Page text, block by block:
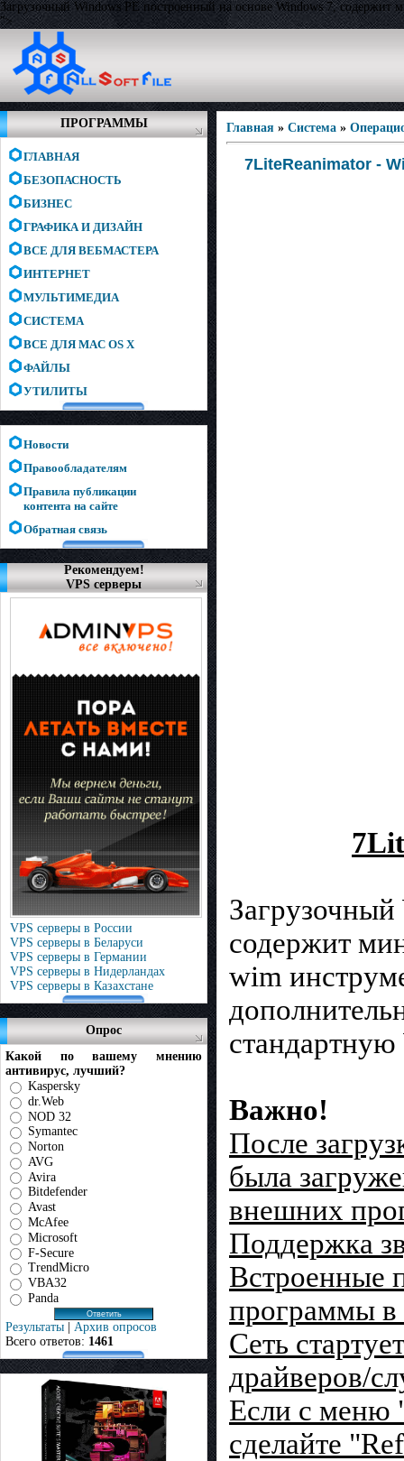
Загрузочный Windows PE построенный на основе Windows 7,
">
ПРОГРАММЫ
ГЛАВНАЯ
БЕЗОПАСНОСТЬ
БИЗНЕС
ГРАФИКА И ДИЗАЙН
ВСЕ ДЛЯ ВЕБМАСТЕРА
ИНТЕРНЕТ
МУЛЬТИМЕДИА
СИСТЕМА
ВСЕ ДЛЯ MAC OS X
ФАЙЛЫ
УТИЛИТЫ
Новости
Правообладателям
Правила публикации
контента на сайте
Обратная связь
Рекомендуем!
VPS серверы
VPS серверы в России
VPS серверы в Беларуси
VPS серверы в Германии
VPS серверы в Нидерландах
VPS серверы в Казахстане
Опрос
Какой по вашему мнению
антивирус, лучший?
Kaspersky
dr.Web
NOD 32
Symantec
Norton
AVG
Avira
Bitdefender
Avast
McAfee
Microsoft
F-Secure
TrendMicro
VBA32
Panda
Результаты | Архив опросов
Всего ответов: 1461
Главная » Система »
7LiteReanimator -
содержит
wim
Важно!
После
была
внешних
Поддержка
Встроенные
программы
Сеть
драйверов/
Если с меню
сделайте